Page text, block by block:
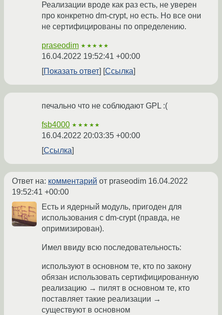
Реализации вроде как раз есть, не уверен
про конкретно dm-crypt, но есть. Но все они
не сертифицированы по определению.
praseodim ★★★★★
16.04.2022 19:52:41 +00:00
Показать ответ
Ссылка
печально что не соблюдают GPL :(
fsb4000 ★★★★★
16.04.2022 20:03:35 +00:00
Ссылка
Ответ на: комментарий от praseodim 16.04.2022
19:52:41 +00:00
Есть и ядерный модуль, пригоден для
использования с dm-crypt (правда, не
опримизирован).
Имел ввиду всю последовательность:
используют в основном те, кто по закону
обязан использовать сертифицированную
реализацию → пилят в основном те, кто
поставляет такие реализации →
существуют в основном